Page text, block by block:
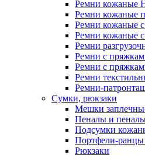
Ремни кожаные
Ремни кожаные
Ремни кожаные с
Ремни кожаные
Ремни
Ремни с
Ремни с
Ремни
Ремни-
Сумки, рюкзаки
Мешки
Пеналы и
Подсумки
Портфели-ранцы
Рюкзаки